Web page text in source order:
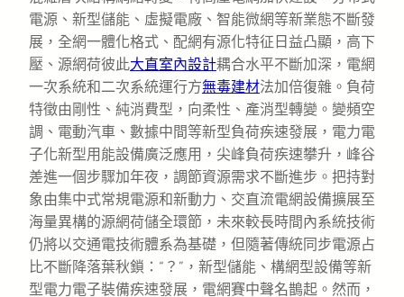
電源、新型儲能、虛擬電廠、智能微網等新業態不斷發
展，全網一體化格式、配網有源化特征日益凸顯，高下
壓、源網荷彼此大直室內設計耦合水平不斷加深，電網
一次系統和二次系統運行方無毒建材法加倍復雜。負荷
特徵由剛性、純消費型，向柔性、產消型轉變。變頻空
調、電動汽車、數據中間等新型負荷疾速發展，電力電
子化新型用能設備廣泛應用，尖峰負荷疾速攀升，峰谷
差進一個步驟加年夜，調節資源需求不斷進步。把持對
象由集中式常規電源和新動力、交直流電網設備擴展至
海量異構的源網荷儲全環節，未來較長時間內系統技術
仍將以交通電技術體系為基礎，但隨著傳統同步電源占
比不斷降落葉秋鎖：“？”，新型儲能、構網型設備等新
型電力電子裝備疾速發展，電網賽中聲名鵲起。然而，